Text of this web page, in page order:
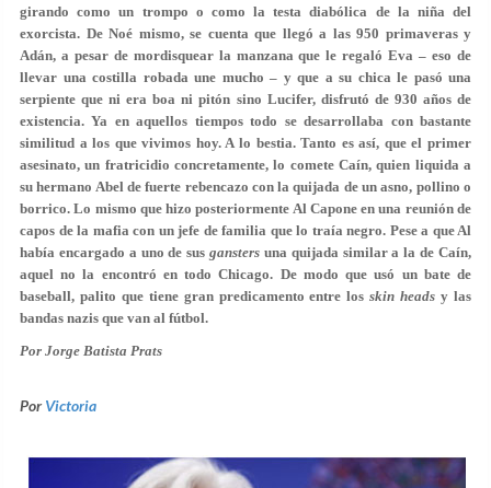
girando como un trompo o como la testa diabólica de la niña del
exorcista. De Noé mismo, se cuenta que llegó a las 950 primaveras y
Adán, a pesar de mordisquear la manzana que le regaló Eva – eso de
llevar una costilla robada une mucho – y que a su chica le pasó una
serpiente que ni era boa ni pitón sino Lucifer, disfrutó de 930 años de
existencia. Ya en aquellos tiempos todo se desarrollaba con bastante
similitud a los que vivimos hoy. A lo bestia. Tanto es así, que el primer
asesinato, un fratricidio concretamente, lo comete Caín, quien liquida a
su hermano Abel de fuerte rebencazo con la quijada de un asno, pollino o
borrico. Lo mismo que hizo posteriormente Al Capone en una reunión de
capos de la mafia con un jefe de familia que lo traía negro. Pese a que Al
había encargado a uno de susgansters una quijada similar a la de Caín,
aquel no la encontró en todo Chicago. De modo que usó un bate de
baseball, palito que tiene gran predicamento entre losskin heads y las
bandas nazis que van al fútbol.
Por Jorge Batista Prats
PorVictoria